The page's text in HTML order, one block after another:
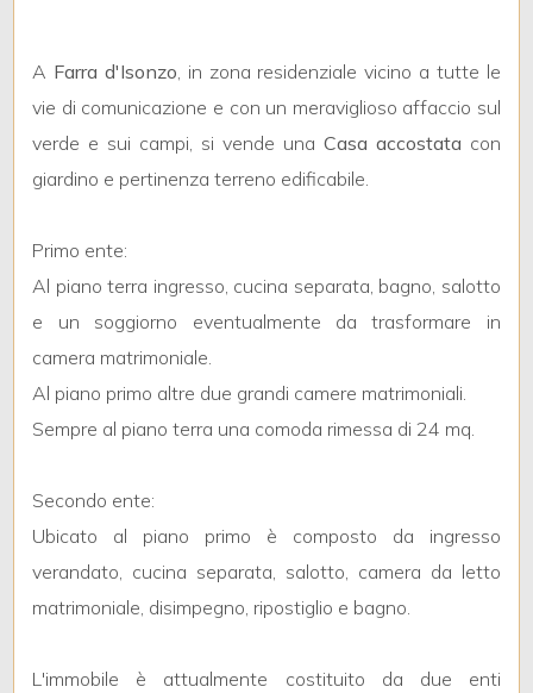
A Farra d'Isonzo, in zona residenziale vicino a tutte le
vie di comunicazione e con un meraviglioso affaccio sul
verde e sui campi, si vende una Casa accostata con
giardino e pertinenza terreno edificabile.
Primo ente:
Al piano terra ingresso, cucina separata, bagno, salotto
e un soggiorno eventualmente da trasformare in
camera matrimoniale.
Al piano primo altre due grandi camere matrimoniali.
Sempre al piano terra una comoda rimessa di 24 mq.
Secondo ente:
Ubicato al piano primo è composto da ingresso
verandato, cucina separata, salotto, camera da letto
matrimoniale, disimpegno, ripostiglio e bagno.
L'immobile è attualmente costituito da due enti
1
2
4
5
5+
Bagni
minimi
Qualsiasi
1